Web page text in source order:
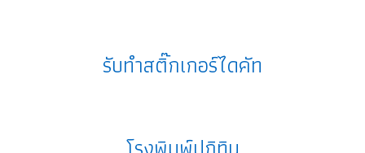
รับทำสติ๊กเกอร์ไดคัท